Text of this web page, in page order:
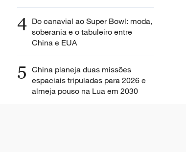
4 Do canavial ao Super Bowl: moda,
soberania e o tabuleiro entre
China e EUA
5 China planeja duas missões
espaciais tripuladas para 2026 e
almeja pouso na Lua em 2030